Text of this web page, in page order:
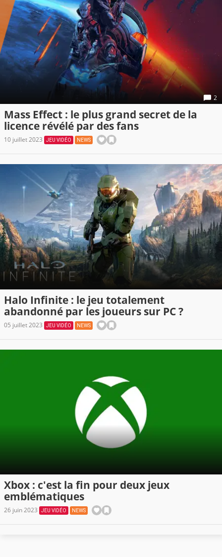
2
Mass Effect : le plus grand secret de la
licence révélé par des fans
10 juillet 2023 JEU VIDÉO NEWS
Halo Infinite : le jeu totalement
abandonné par les joueurs sur PC ?
05 juillet 2023 JEU VIDÉO NEWS
Xbox : c'est la fin pour deux jeux
emblématiques
26 juin 2023 JEU VIDÉO NEWS